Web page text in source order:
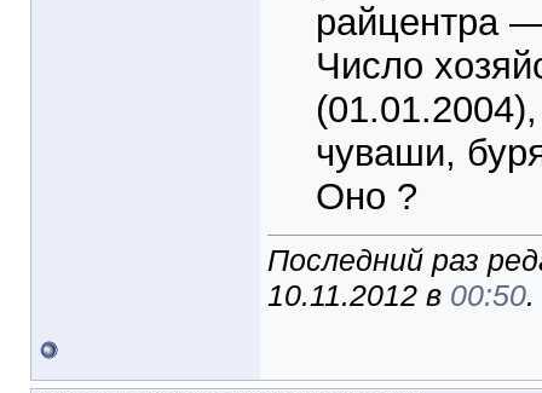
райцентра
Число
чуваши,
Оно ?
Последний раз
10.11.2012 в 00:50.